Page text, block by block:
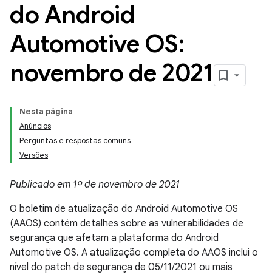
do Android
Automotive OS:
novembro de 2021
Nesta página
Anúncios
Perguntas e respostas comuns
Versões
Publicado em 1º de novembro de 2021
O boletim de atualização do Android Automotive OS
(AAOS) contém detalhes sobre as vulnerabilidades de
segurança que afetam a plataforma do Android
Automotive OS. A atualização completa do AAOS inclui o
nível do patch de segurança de 05/11/2021 ou mais